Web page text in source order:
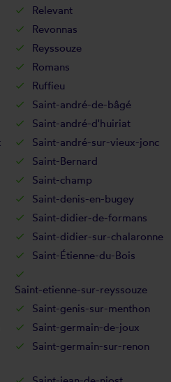
Relevant
Revonnas
Reyssouze
Romans
Ruffieu
Saint-andré-de-bâgé
Saint-andré-d'huiriat
Saint-andré-sur-vieux-jonc
Saint-Bernard
Saint-champ
Saint-denis-en-bugey
Saint-didier-de-formans
Saint-didier-sur-chalaronne
Saint-Étienne-du-Bois
Saint-etienne-sur-reyssouze
Saint-genis-sur-menthon
Saint-germain-de-joux
Saint-germain-sur-renon